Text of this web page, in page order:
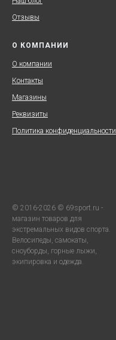
Отзывы
О КОМПАНИИ
О компании
Контакты
Магазины
Реквизиты
Политика конфиденциальности
© 2016-2026 © 69sport.ru -
магазин товаров для
экстремальных видов спорта.
Велосипеды, самокаты,
сноуборды, горные лыжи,
экипировка и одежда.